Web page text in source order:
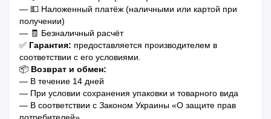
— 💵 Наложенный платёж (наличными или картой при
получении)
— 🧾 Безналичный расчёт
✅ Гарантия: предоставляется производителем в
соответствии с его условиями.
📦 Возврат и обмен:
— В течение 14 дней
— При условии сохранения упаковки и товарного вида
— В соответствии с Законом Украины «О защите прав
потребителей»